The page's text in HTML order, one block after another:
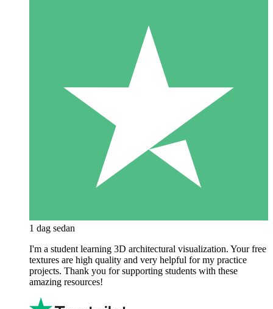
1 dag sedan
I'm a student learning 3D architectural visualization. Your free
textures are high quality and very helpful for my practice
projects. Thank you for supporting students with these
amazing resources!